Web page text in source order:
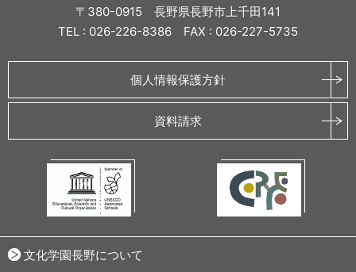
〒380-0915 長野県長野市上千田141
TEL : 026-226-8386 FAX : 026-227-5735
個人情報保護方針
資料請求
文化学園長野について